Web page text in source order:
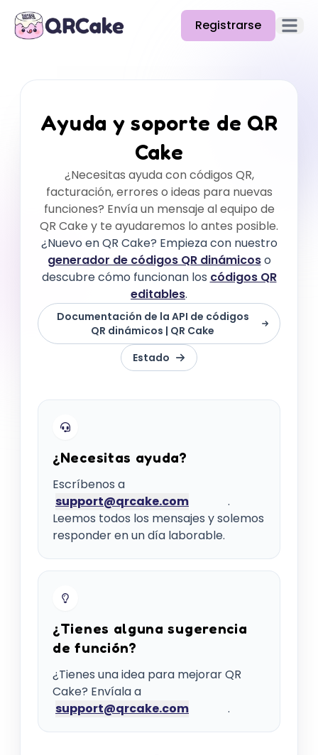
Registrarse Abrir
Blog
Ayuda
API
Ayuda y soporte de QR
Cake
¿Necesitas ayuda con códigos QR,
facturación, errores o ideas para nuevas
funciones? Envía un mensaje al equipo de
QR Cake y te ayudaremos lo antes posible.
¿Nuevo en QR Cake? Empieza con nuestro
generador de códigos QR dinámicoso
descubre cómo funcionan los códigos QR
editables.
Documentación de la API de códigos
QR dinámicos | QR Cake
Estado
¿Necesitas ayuda?
Escríbenos a
support@qrcake.com
.
Leemos todos los mensajes y solemos
responder en un día laborable.
¿Tienes alguna sugerencia
de función?
¿Tienes una idea para mejorar QR
Cake? Envíala a
support@qrcake.com
.